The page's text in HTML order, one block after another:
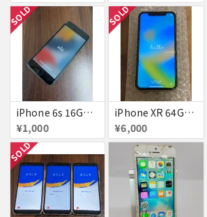
SOLD
iPhone 6s 16GB アクティベーションロック
¥1,000
SOLD
iPhone XR 64GB au 美品アクティベーションロック
¥6,000
SOLD